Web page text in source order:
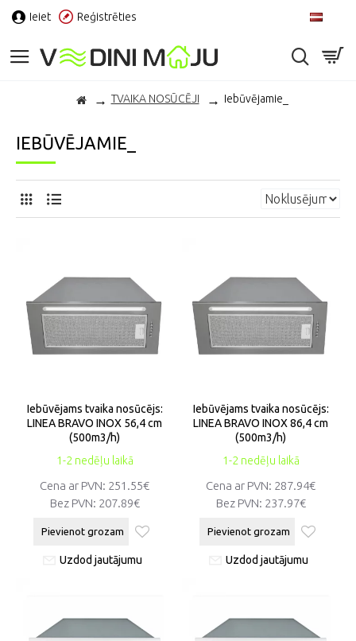
Ieiet Reģistrēties
TVAIKA NOSŪCĒJI Iebūvējamie_
IEBŪVĒJAMIE_
1-2 nedēļu laikā
Iebūvējams tvaika nosūcējs:
LINEA BRAVO INOX 56,4 cm
(500m3/h)
Cena ar PVN: 251.55€
Bez PVN: 207.89€
Pievienot grozam
Uzdod jautājumu
1-2 nedēļu laikā
Iebūvējams tvaika nosūcējs:
LINEA BRAVO INOX 86,4 cm
(500m3/h)
Cena ar PVN: 287.94€
Bez PVN: 237.97€
Pievienot grozam
Uzdod jautājumu